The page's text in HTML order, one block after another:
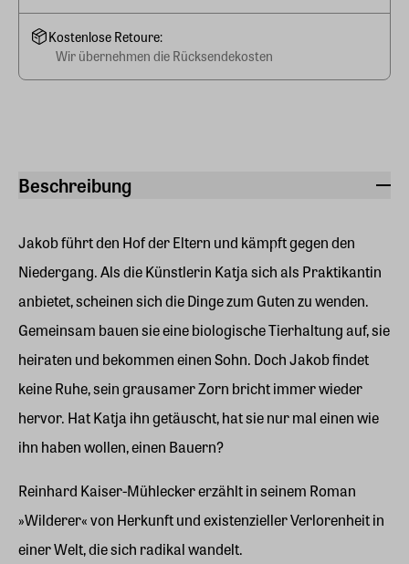
Beschreibung
Jakob führt den Hof der Eltern und kämpft gegen den
Niedergang. Als die Künstlerin Katja sich als Praktikantin
anbietet, scheinen sich die Dinge zum Guten zu wenden.
Gemeinsam bauen sie eine biologische Tierhaltung auf, sie
heiraten und bekommen einen Sohn. Doch Jakob findet
keine Ruhe, sein grausamer Zorn bricht immer wieder
hervor. Hat Katja ihn getäuscht, hat sie nur mal einen wie
ihn haben wollen, einen Bauern?
Reinhard Kaiser-Mühlecker erzählt in seinem Roman
»Wilderer« von Herkunft und existenzieller Verlorenheit in
einer Welt, die sich radikal wandelt.
Kostenlose Retoure:
Wir übernehmen die Rücksendekosten